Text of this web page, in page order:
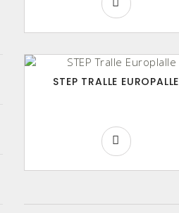
STEP TRALLE EUROPALLE